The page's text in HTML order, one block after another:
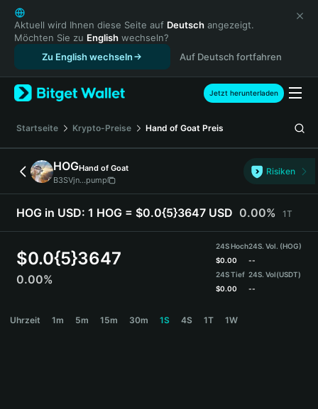
English
日本語
Tiếng Việt
Русский
Español (Latinoamérica)
Türkçe
Français
Deutsch
简体中文
繁體中文
Português (Portugal)
Bahasa Indonesia
ภาษาไทย
Español
Español (Argentina)
Aktuell wird Ihnen diese Seite auf Deutsch angezeigt.
Möchten Sie zu English wechseln?
Zu English wechseln
Auf Deutsch fortfahren
Jetzt herunterladen
Startseite Krypto-Preise Hand of Goat Preis
HOGHand of Goat
B3SVjn...pump
Risiken
HOG in USD: 1 HOG = $0.0{5}3647 USD 0.00% 1T
$0.0{5}3647
0.00%
24S Hoch
$0.00
24S Tief
$0.00
24S. Vol. (HOG)
--
24S. Vol(USDT)
--
Uhrzeit 1m 5m 15m 30m 1S 4S 1T 1W